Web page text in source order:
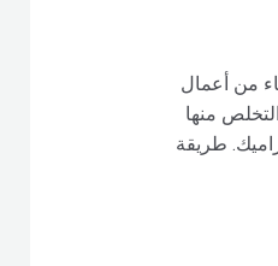
من أعمال
منها
طريقة